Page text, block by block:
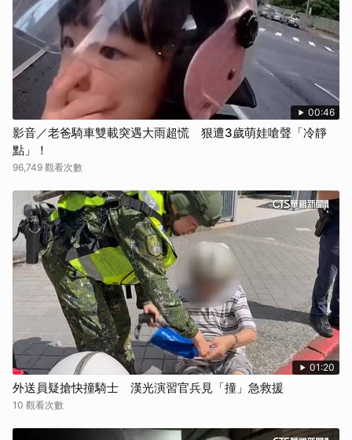
00:46
影音／老爸騎車雙載突遇大雨超慌 狠遭3歲萌娃嗆聲「冷靜
點」！
96,749 觀看次數
01:20
外送員疑搶快撞騎士 漢光演習官兵見「撞」急救援
10 觀看次數